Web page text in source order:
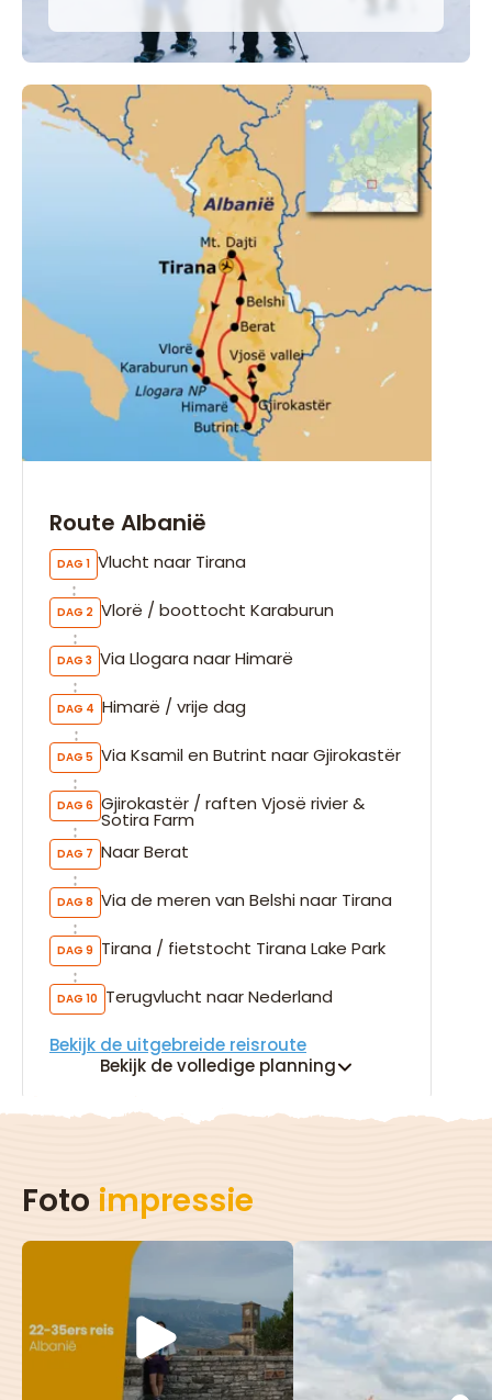
Route Albanië
DAG 1 Vlucht naar Tirana
DAG 2 Vlorë / boottocht Karaburun
DAG 3 Via Llogara naar Himarë
DAG 4 Himarë / vrije dag
DAG 5 Via Ksamil en Butrint naar Gjirokastër
DAG 6 Gjirokastër / raften Vjosë rivier &
Sotira Farm
DAG 7 Naar Berat
DAG 8 Via de meren van Belshi naar Tirana
DAG 9 Tirana / fietstocht Tirana Lake Park
DAG 10 Terugvlucht naar Nederland
Bekijk de uitgebreide reisroute
Bekijk de volledige planning
Foto impressie